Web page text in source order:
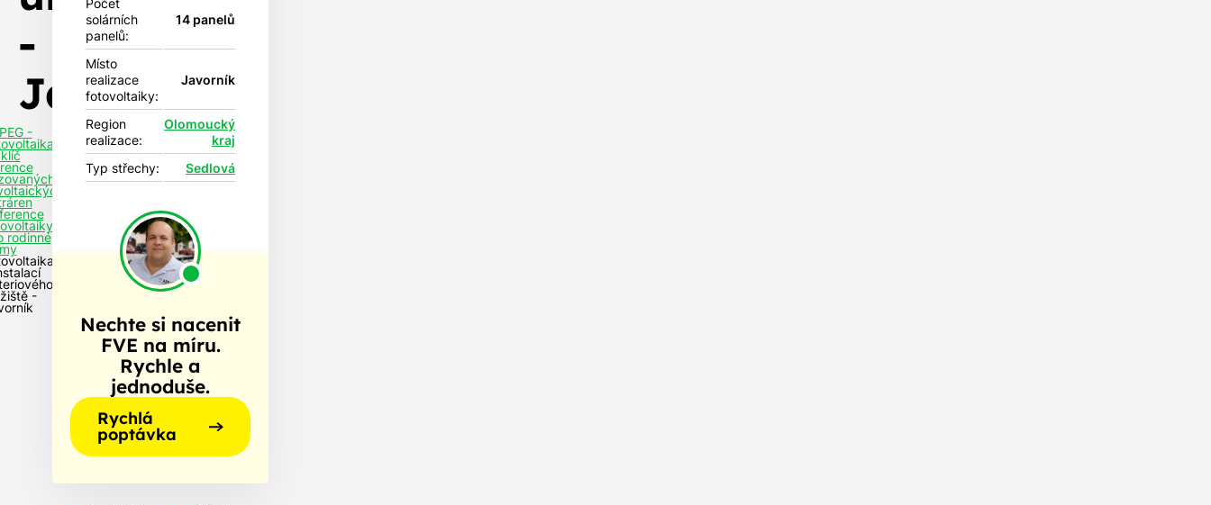
-
Javorník
-
rodinné
-
Počet
solárních
panelů:
14 panelů
Místo
realizace
fotovoltaiky:
Javorník
Region
realizace:
Olomoucký
kraj
Typ střechy:
Sedlová
Nechte si nacenit
FVE na míru.
Rychle a
jednoduše.
Rychlá
poptávka